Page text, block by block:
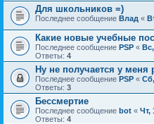
Для школьников =)
Последнее сообщение Влад «
Какие новые учебные
Последнее сообщение PSP «
Ответы: 4
Ну не получается у меня
Последнее сообщение PSP «
Ответы: 3
Бессмертие
Последнее сообщение bot « Чт,
Ответы: 4